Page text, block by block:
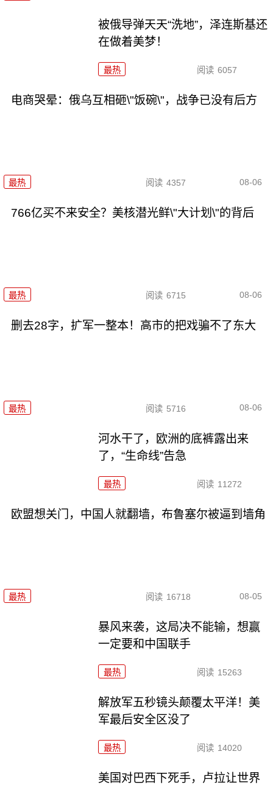
被俄导弹天天“洗地”，泽连斯基还
在做着美梦！
最热 阅读 6057
电商哭晕：俄乌互相砸\"饭碗\"，战争已没有后方
最热 阅读 4357 08-06
766亿买不来安全？美核潜光鲜\"大计划\"的背后
最热 阅读 6715 08-06
删去28字，扩军一整本！高市的把戏骗不了东大
最热 阅读 5716 08-06
河水干了，欧洲的底裤露出来
了，“生命线”告急
最热 阅读 11272
欧盟想关门，中国人就翻墙，布鲁塞尔被逼到墙角
最热 阅读 16718 08-05
暴风来袭，这局决不能输，想赢
一定要和中国联手
最热 阅读 15263
解放军五秒镜头颠覆太平洋！美
军最后安全区没了
最热 阅读 14020
美国对巴西下死手，卢拉让世界